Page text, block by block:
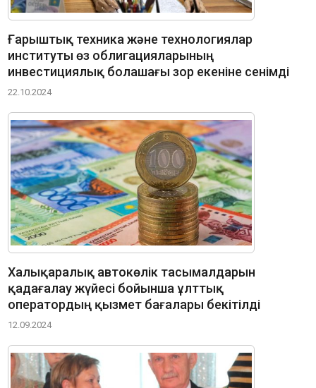
Ғарыштық техника және технологиялар
институты өз облигацияларының
инвестициялық болашағы зор екеніне сенімді
22.10.2024
Халықаралық автокөлік тасымалдарын
қадағалау жүйесі бойынша ұлттық
оператордың қызмет бағалары бекітілді
12.09.2024